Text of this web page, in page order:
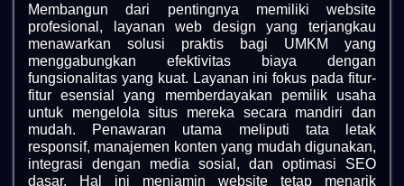
Membangun dari pentingnya memiliki website
profesional, layanan web design yang terjangkau
menawarkan solusi praktis bagi UMKM yang
menggabungkan efektivitas biaya dengan
fungsionalitas yang kuat. Layanan ini fokus pada fitur-
fitur esensial yang memberdayakan pemilik usaha
untuk mengelola situs mereka secara mandiri dan
mudah. Penawaran utama meliputi tata letak
responsif, manajemen konten yang mudah digunakan,
integrasi dengan media sosial, dan optimasi SEO
dasar. Hal ini menjamin website tetap menarik